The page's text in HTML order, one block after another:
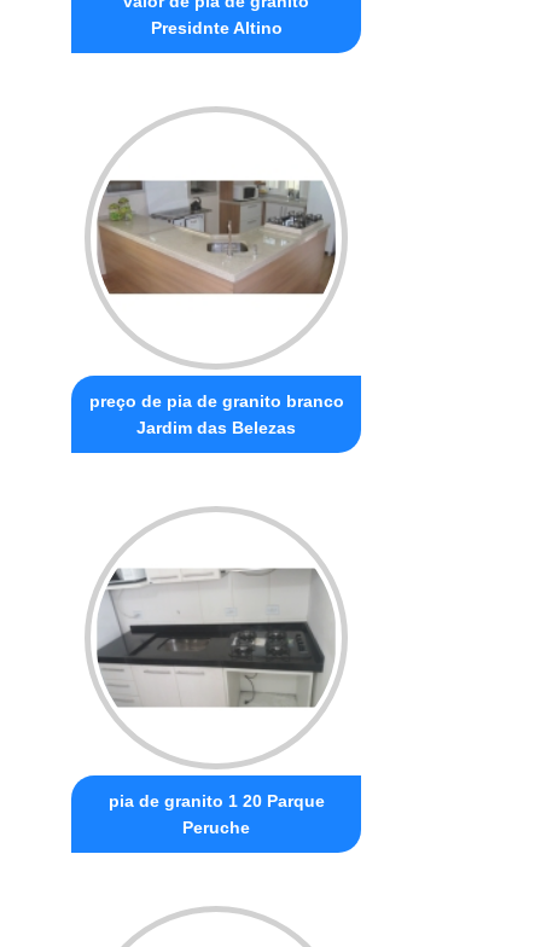
Presidnte Altino
preço de pia de granito branco
Jardim das Belezas
pia de granito 1 20 Parque
Peruche